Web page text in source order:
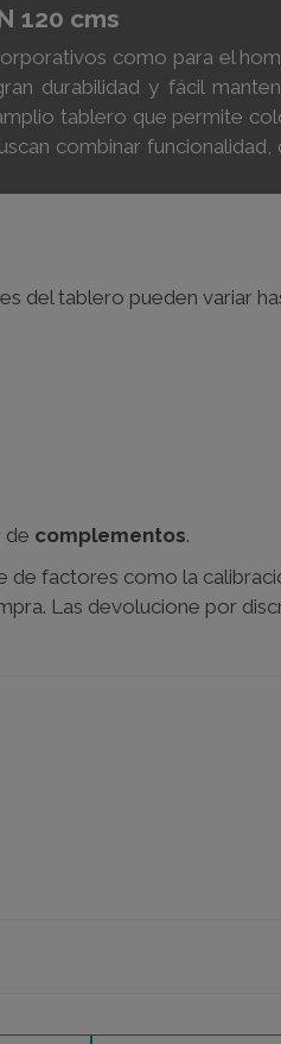
120 cms
como para el
durabilidad y fácil
tablero que permite
combinar
del tablero pueden variar
de complementos.
factores como la
Las devolucione por